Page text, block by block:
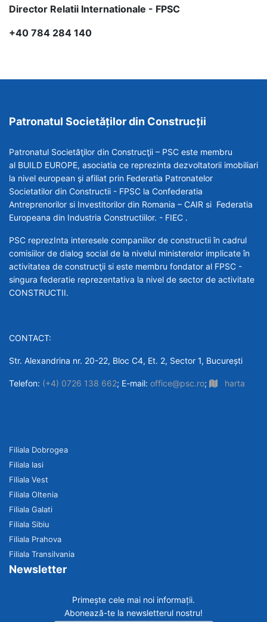
Director Relatii Internationale - FPSC
+40 784 284 140
Patronatul Societăților din Construcții
Patronatul Societăţilor din Construcţii – PSC este membru
al BUILD EUROPE, asociatia ce reprezinta dezvoltatorii imobiliari
la nivel european şi afiliat prin Federatia Patronatelor
Societatilor din Constructii - FPSC la Confederatia
Antreprenorilor si Investitorilor din Romania – CAIR si Federatia
Europeana din Industria Constructiilor. - FIEC .
PSC reprezInta interesele companiilor de constructii în cadrul
comisiilor de dialog social de la nivelul ministerelor implicate în
activitatea de construcţii si este membru fondator al FPSC -
singura federatie reprezentativa la nivel de sector de activitate
CONSTRUCTII.
CONTACT:
Str. Alexandrina nr. 20-22, Bloc C4, Et. 2, Sector 1, București
Telefon: (+4) 0726 138 662; E-mail: office@psc.ro; harta
Filiala Dobrogea
Filiala Iasi
Filiala Vest
Filiala Oltenia
Filiala Galati
Filiala Sibiu
Filiala Prahova
Filiala Transilvania
Newsletter
Primește cele mai noi informații.
Abonează-te la newsletterul nostru!